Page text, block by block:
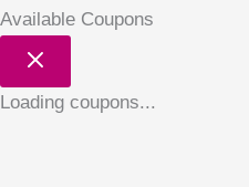
Available Coupons
Loading coupons...